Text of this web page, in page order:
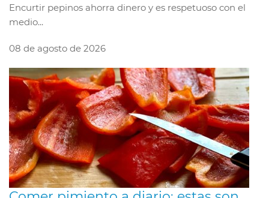
Encurtir pepinos ahorra dinero y es respetuoso con el
medio...
08 de agosto de 2026